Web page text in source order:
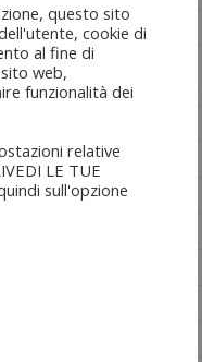
questo sito
cookie di
al fine di
web,
funzionalità dei
relative
LE TUE
sull'opzione